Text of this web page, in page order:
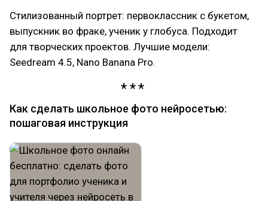
Стилизованный портрет: первоклассник с букетом,
выпускник во фраке, ученик у глобуса. Подходит
для творческих проектов. Лучшие модели:
Seedream 4.5, Nano Banana Pro.
Как сделать школьное фото нейросетью:
пошаговая инструкция